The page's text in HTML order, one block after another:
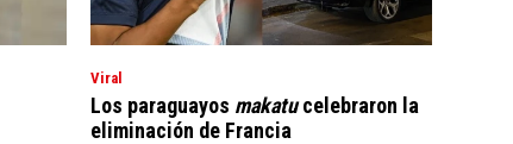
Viral
Los paraguayos makatucelebraron la
eliminación de Francia